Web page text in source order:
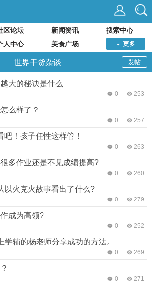
区论坛 新闻资讯
搜索中心
人中心 美食广场 更多
发帖
世界干货杂谈
大的秘诀是什么
253
0
么样了？
257
0
吧！孩子任性这样管！
263
0
多作业还是不见成绩提高?
260
0
以火克火故事看出了什么?
279
0
成为高领?
252
0
学辅的杨老师分享成功的方法。
269
0
271
0